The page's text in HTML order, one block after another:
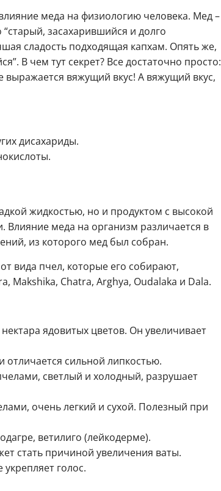
меда на физиологию человека. Мед –
засахарившийся и долго
сладость подходящая капхам. Опять же,
В чем тут секрет? Все достаточно просто:
вяжущий вкус! А вяжущий вкус,
дисахариды.
жидкостью, но и продуктом с высокой
Влияние меда на организм различается в
из которого мед был собран.
вида пчел, которые его собирают,
Makshika, Chatra, Arghya, Oudalaka и Dala.
ядовитых цветов. Он увеличивает
сильной липкостью.
светлый и холодный, разрушает
очень легкий и сухой. Полезный при
ветилиго (лейкодерме).
стать причиной увеличения ваты.
голос.